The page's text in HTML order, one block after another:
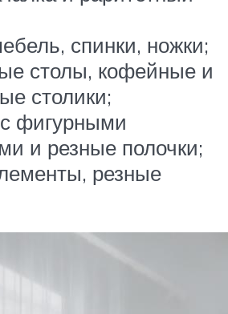
спинки, ножки;
столы, кофейные и
столики;
фигурными
и резные полочки;
резные